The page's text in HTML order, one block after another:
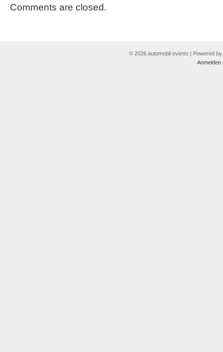
Comments are closed.
© 2026 automobil events | Powered by
Anmelden|